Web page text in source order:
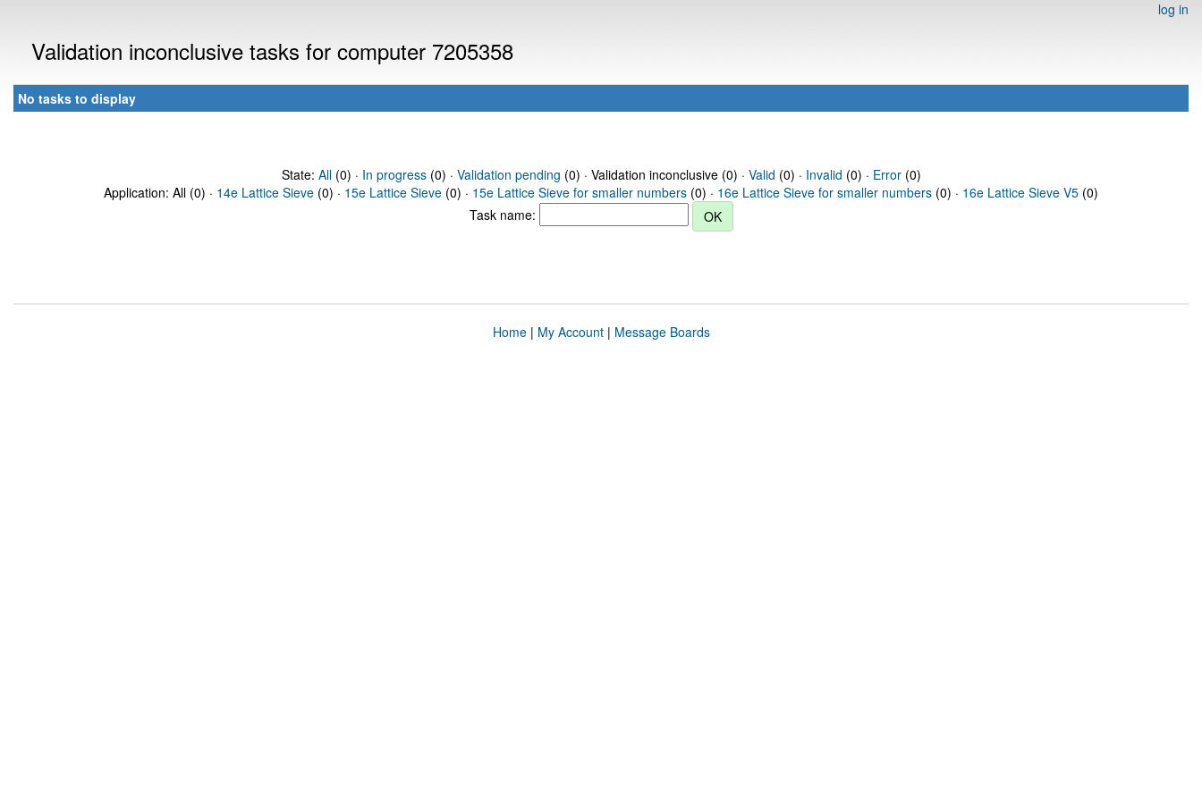
log in
Validation inconclusive tasks for computer 7205358
No tasks to display
State: All(0) · In progress(0) · Validation pending (0) · Validation inconclusive (0) · Valid (0) · Invalid (0) · Error(0)
Application: All (0) · 14e Lattice Sieve (0) · 15e Lattice Sieve (0) · 15e Lattice Sieve for smaller numbers (0) · 16e Lattice Sieve for smaller numbers (0) · 16e Lattice Sieve V5 (0)
Task name:
Home| My Account| Message Boards